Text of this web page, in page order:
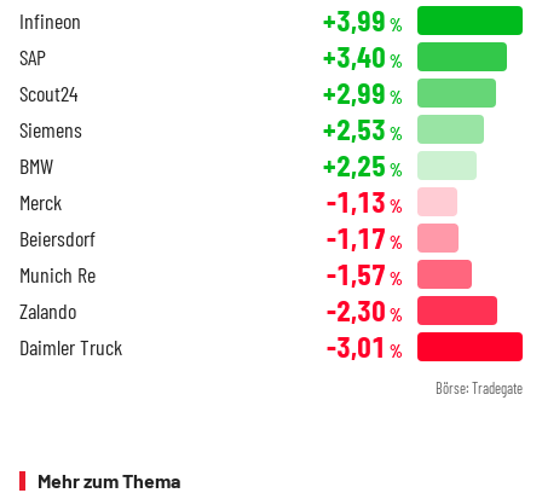
Infineon +3,99 %
SAP +3,40 %
Scout24 +2,99 %
Siemens +2,53 %
BMW +2,25 %
Merck -1,13 %
Beiersdorf -1,17 %
Munich Re -1,57 %
Zalando -2,30 %
Daimler Truck -3,01 %
Börse: Tradegate
Mehr zum Thema